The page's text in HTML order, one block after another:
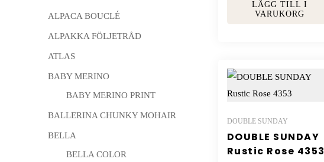
ALPACA BOUCLÉ
ALPAKKA FÖLJETRÅD
ATLAS
BABY MERINO
BABY MERINO PRINT
BALLERINA CHUNKY MOHAIR
BELLA
BELLA COLOR
LÄGG TILL I
VARUKORG
DOUBLE SUNDAY
DOUBLE SUNDAY
Rustic Rose 4353